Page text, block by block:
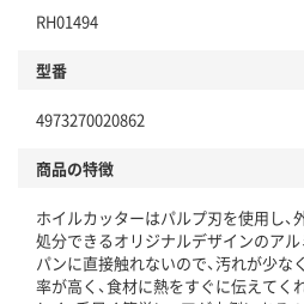
仕組
この商品の環境配慮ポイントです。下
アスクル商品環境スコア詳細／加点
RH01494
型番
4973270020862
商品の特徴
ホイルカッターはパルプ刃を使用し
処分できるオリジナルデザインのア
パンに直接触れないので、汚れが少な
率が高く、食材に熱をすぐに伝えてく